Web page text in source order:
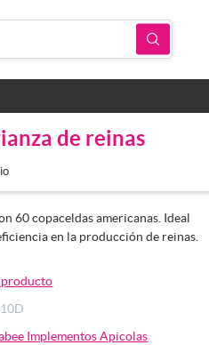
de reinas
60 copaceldas americanas. Ideal
en la producción de reinas.
producto
Implementos Apicolas